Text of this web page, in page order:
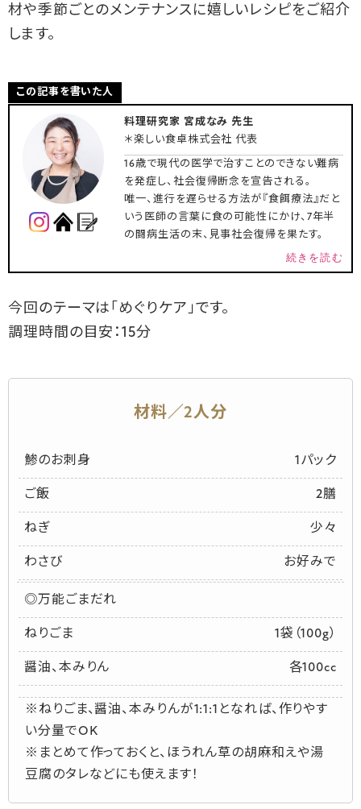
材や季節ごとのメンテナンスに嬉しいレシピをご紹介
します。
この記事を書いた人
料理研究家 宮成なみ 先生
＊楽しい食卓株式会社 代表
16歳で現代の医学で治すことのできない難病
を発症し、社会復帰断念を宣告される。
唯一、進行を遅らせる方法が『食餌療法』だと
いう医師の言葉に食の可能性にかけ、7年半
の闘病生活の末、見事社会復帰を果たす。
続きを読む
今回のテーマは「めぐりケア」です。
調理時間の目安：15分
材料／2人分
鯵のお刺身 1パック
ご飯 2膳
ねぎ 少々
わさび お好みで
◎万能ごまだれ
ねりごま 1袋（100g）
醤油、本みりん 各100cc
※ねりごま、醤油、本みりんが1:1:1となれば、作りやす
い分量でOK
※まとめて作っておくと、ほうれん草の胡麻和えや湯
豆腐のタレなどにも使えます！